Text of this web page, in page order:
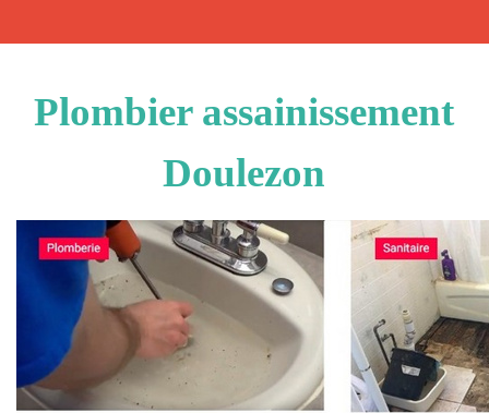
Plombier assainissement
Doulezon